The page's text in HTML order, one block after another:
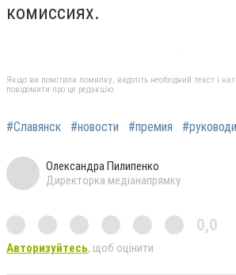
комиссиях.
Якщо ви помітили помилку, виділіть необхідний текст і
повідомити про це редакцію
#Славянск #новости #премия
Олександра Пилипенко
Директорка медіанапрямку
0,0
Авторизуйтесь, щоб оцінити